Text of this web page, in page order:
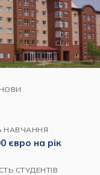
НАВЧАННЯ
євро на рік
СТУДЕНТІВ